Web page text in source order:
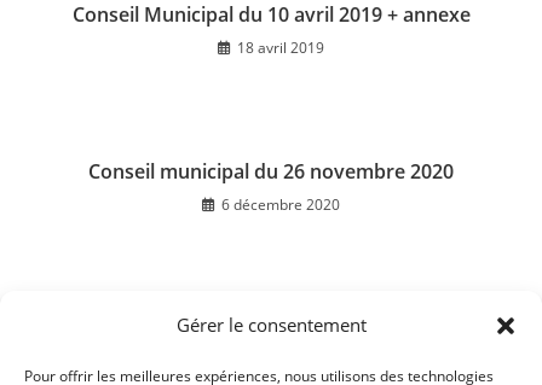
Gérer le consentement
Pour offrir les meilleures expériences, nous utilisons des technologies
Conseil Municipal du 10 avril 2019 + annexe
18 avril 2019
Conseil municipal du 26 novembre 2020
6 décembre 2020
Conseil Municipal du 5 Novembre 2015